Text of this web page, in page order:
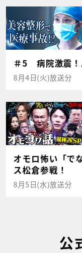
＃5 病院激震！
8月4日(火)放送分
オモロ怖い「で
ス松倉参戦！
8月5日(水)放送分
公